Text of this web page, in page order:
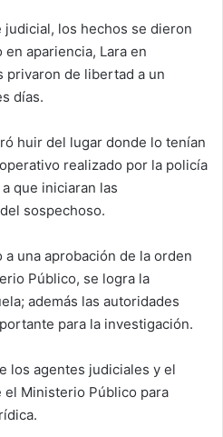
los hechos se dieron
apariencia, Lara en
privaron de libertad a un
días.
huir del lugar donde lo tenían
realizado por la policía
que iniciaran las
sospechoso.
una aprobación de la orden
Público, se logra la
además las autoridades
para la investigación.
los agentes judiciales y el
Ministerio Público para